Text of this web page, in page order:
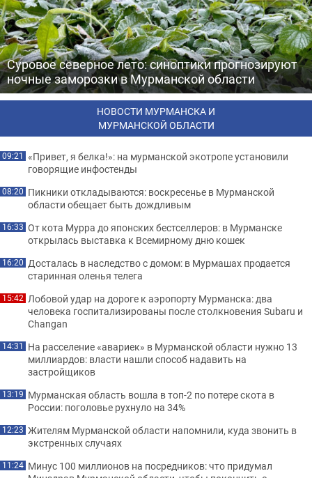
Суровое северное лето: синоптики прогнозируют
ночные заморозки в Мурманской области
НОВОСТИ МУРМАНСКА И
МУРМАНСКОЙ ОБЛАСТИ
09:21 «Привет, я белка!»: на мурманской экотропе установили
говорящие инфостенды
08:20 Пикники откладываются: воскресенье в Мурманской
области обещает быть дождливым
16:33 От кота Мурра до японских бестселлеров: в Мурманске
открылась выставка к Всемирному дню кошек
16:20 Досталась в наследство с домом: в Мурмашах продается
старинная оленья телега
15:42 Лобовой удар на дороге к аэропорту Мурманска: два
человека госпитализированы после столкновения Subaru и
Changan
14:31 На расселение «авариек» в Мурманской области нужно 13
миллиардов: власти нашли способ надавить на
застройщиков
13:19 Мурманская область вошла в топ-2 по потере скота в
России: поголовье рухнуло на 34%
12:23 Жителям Мурманской области напомнили, куда звонить в
экстренных случаях
11:24 Минус 100 миллионов на посредников: что придумал